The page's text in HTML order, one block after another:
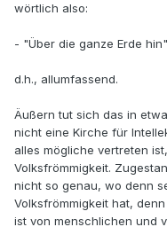
wörtlich also:
- "Über die ganze Erde hin"
d.h., allumfassend.
Äußern tut sich das in
nicht eine Kirche für
alles mögliche vertreten
Volksfrömmigkeit.
nicht so genau, wo denn
Volksfrömmigkeit hat,
ist von menschlichen und